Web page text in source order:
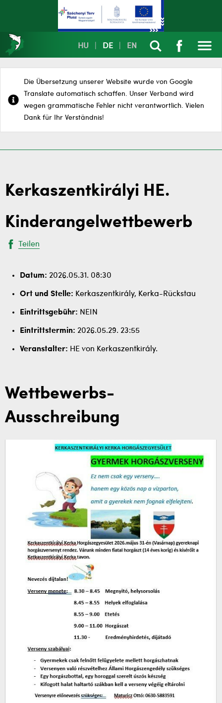
HU DE EN
Die Übersetzung unserer Website wurde von Google
Translate automatisch schaffen. Unser Verband wird
wegen grammatische Fehler nicht verantwortlich. Vielen
Dank für Ihr Verständnis!
Kerkaszentkirályi HE.
Kinderangelwettbewerb
Teilen
Datum: 2026.05.31. 08:30
Ort und Stelle: Kerkaszentkirály, Kerka-Rückstau
Eintrittsgebühr: NEIN
Eintrittstermin: 2026.05.29. 23:55
Veranstalter: HE von Kerkaszentkirály.
Wettbewerbs-
Ausschreibung